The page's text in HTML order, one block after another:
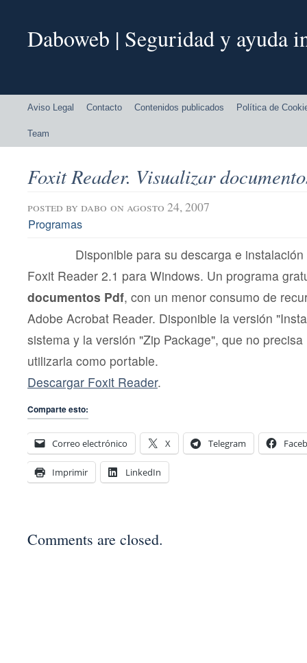
Daboweb | Seguridad y ayuda
Aviso Legal Contacto Contenidos publicados Política de
Team
Foxit Reader. Visualizar
posted by dabo on agosto 24, 2007
Programas
Disponible para su descarga e
Foxit Reader 2.1 para Windows. Un programa
documentos Pdf, con un menor consumo de
Adobe Acrobat Reader. Disponible la versión
sistema y la versión "Zip Package", que no
utilizarla como portable.
Descargar Foxit Reader.
Comparte esto:
Correo electrónico X Telegram
Imprimir LinkedIn
Comments are closed.